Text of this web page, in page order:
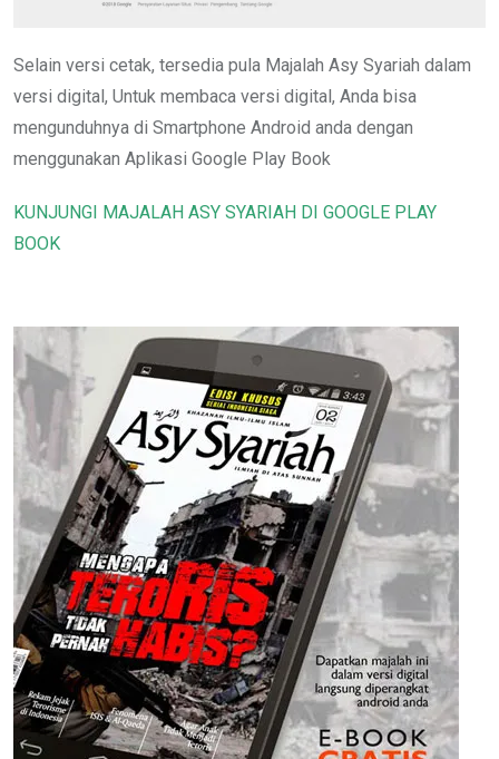
Selain versi cetak, tersedia pula Majalah Asy Syariah dalam
versi digital, Untuk membaca versi digital, Anda bisa
mengunduhnya di Smartphone Android anda dengan
menggunakan Aplikasi Google Play Book
KUNJUNGI MAJALAH ASY SYARIAH DI GOOGLE PLAY
BOOK